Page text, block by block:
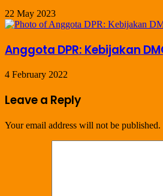
22 May 2023
Anggota DPR: Kebijakan
4 February 2022
Leave a Reply
Your email address will not be published.